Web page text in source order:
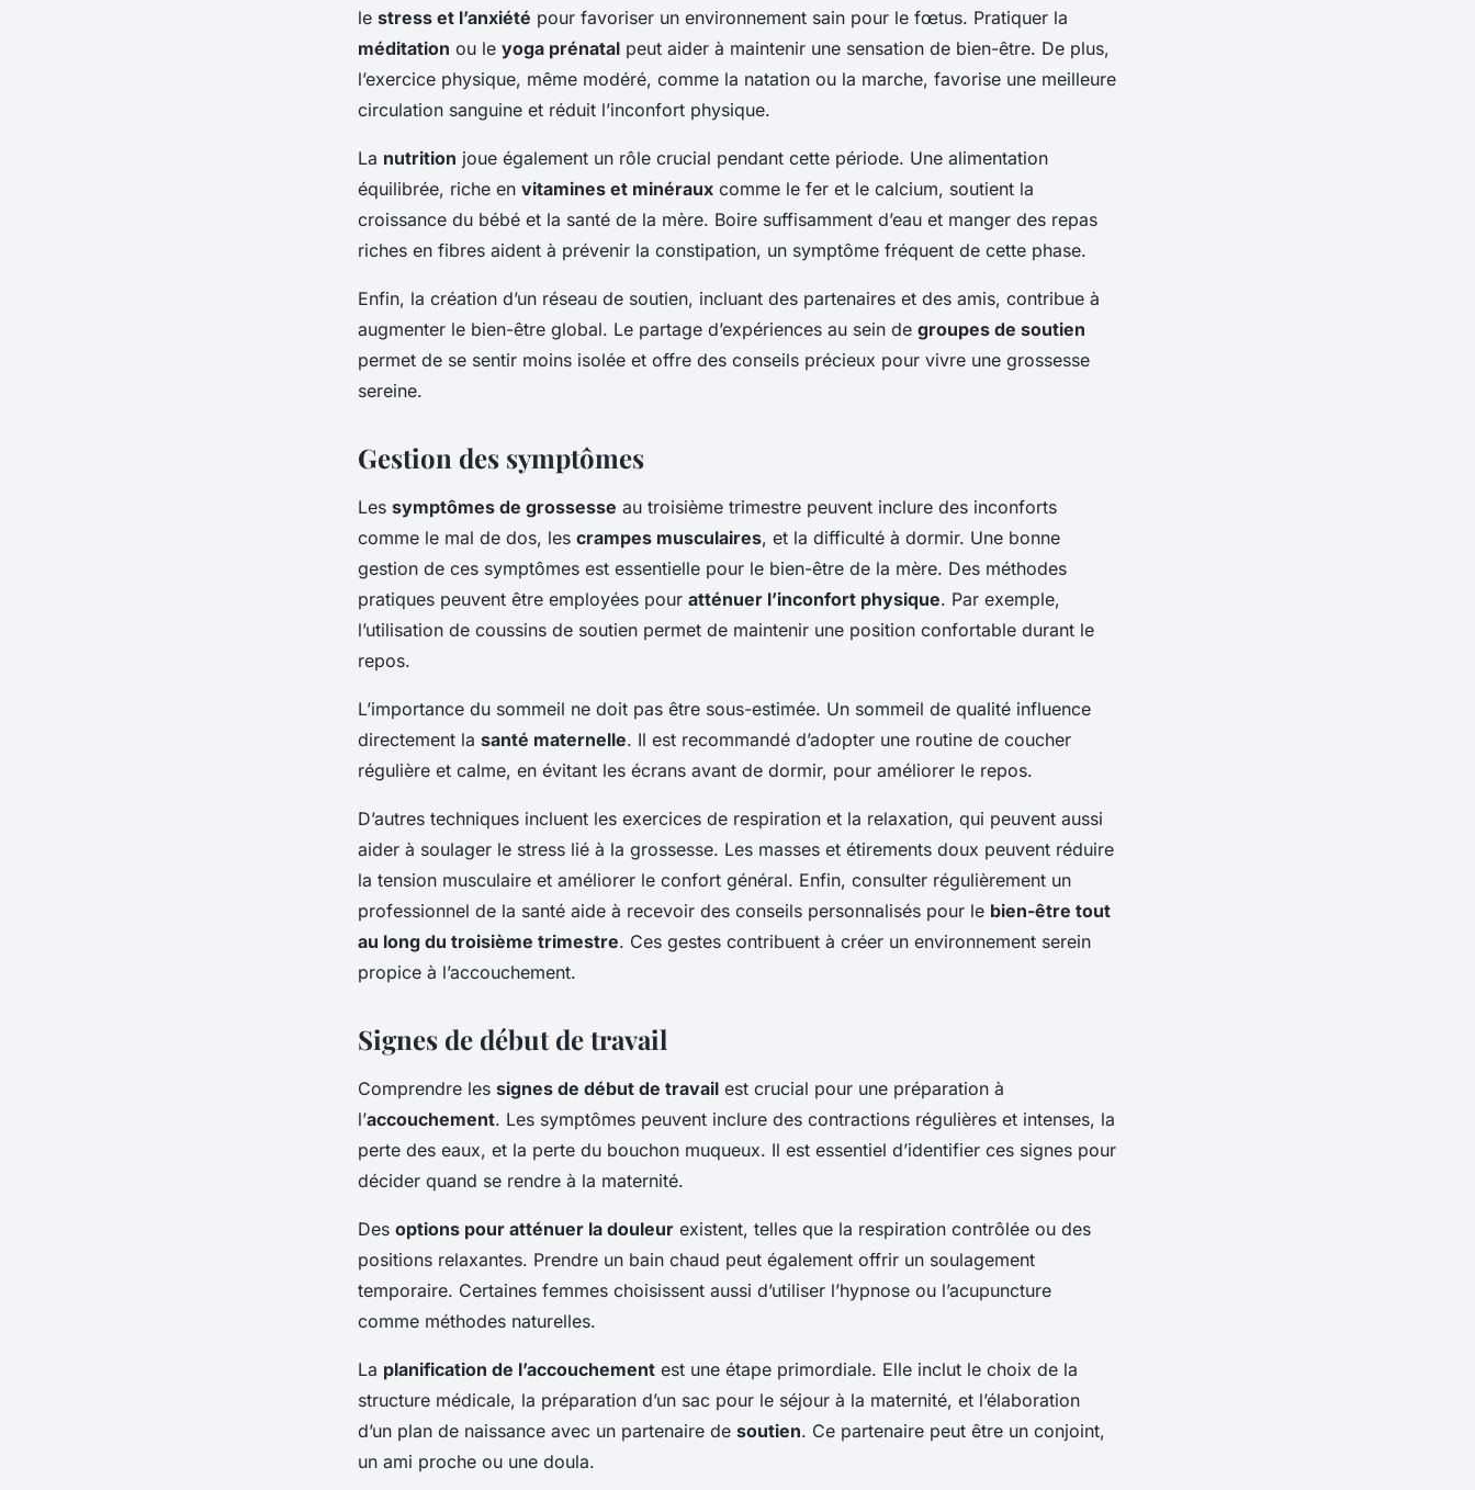
le stress et l’anxiété pour favoriser un environnement sain pour le fœtus. Pratiquer la
méditation ou le yoga prénatal peut aider à maintenir une sensation de bien-être. De plus,
l’exercice physique, même modéré, comme la natation ou la marche, favorise une meilleure
circulation sanguine et réduit l’inconfort physique.
La nutrition joue également un rôle crucial pendant cette période. Une alimentation
équilibrée, riche en vitamines et minéraux comme le fer et le calcium, soutient la
croissance du bébé et la santé de la mère. Boire suffisamment d’eau et manger des repas
riches en fibres aident à prévenir la constipation, un symptôme fréquent de cette phase.
Enfin, la création d’un réseau de soutien, incluant des partenaires et des amis, contribue à
augmenter le bien-être global. Le partage d’expériences au sein de groupes de soutien
permet de se sentir moins isolée et offre des conseils précieux pour vivre une grossesse
sereine.
Gestion des symptômes
Les symptômes de grossesse au troisième trimestre peuvent inclure des inconforts
comme le mal de dos, les crampes musculaires, et la difficulté à dormir. Une bonne
gestion de ces symptômes est essentielle pour le bien-être de la mère. Des méthodes
pratiques peuvent être employées pour atténuer l’inconfort physique. Par exemple,
l’utilisation de coussins de soutien permet de maintenir une position confortable durant le
repos.
L’importance du sommeil ne doit pas être sous-estimée. Un sommeil de qualité influence
directement la santé maternelle. Il est recommandé d’adopter une routine de coucher
régulière et calme, en évitant les écrans avant de dormir, pour améliorer le repos.
D’autres techniques incluent les exercices de respiration et la relaxation, qui peuvent aussi
aider à soulager le stress lié à la grossesse. Les masses et étirements doux peuvent réduire
la tension musculaire et améliorer le confort général. Enfin, consulter régulièrement un
professionnel de la santé aide à recevoir des conseils personnalisés pour le bien-être tout
au long du troisième trimestre. Ces gestes contribuent à créer un environnement serein
propice à l’accouchement.
Signes de début de travail
Comprendre les signes de début de travail est crucial pour une préparation à
l’accouchement. Les symptômes peuvent inclure des contractions régulières et intenses, la
perte des eaux, et la perte du bouchon muqueux. Il est essentiel d’identifier ces signes pour
décider quand se rendre à la maternité.
Des options pour atténuer la douleur existent, telles que la respiration contrôlée ou des
positions relaxantes. Prendre un bain chaud peut également offrir un soulagement
temporaire. Certaines femmes choisissent aussi d’utiliser l’hypnose ou l’acupuncture
comme méthodes naturelles.
La planification de l’accouchement est une étape primordiale. Elle inclut le choix de la
structure médicale, la préparation d’un sac pour le séjour à la maternité, et l’élaboration
d’un plan de naissance avec un partenaire de soutien. Ce partenaire peut être un conjoint,
un ami proche ou une doula.